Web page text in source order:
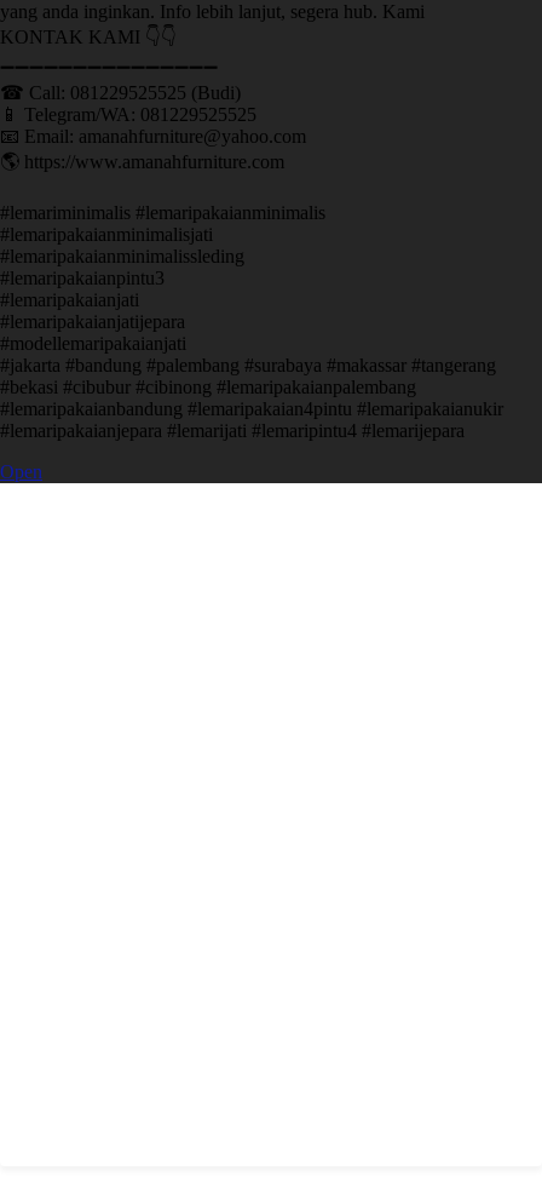
yang anda inginkan. Info lebih lanjut, segera hub. Kami
KONTAK KAMI 👇👇
➖➖➖➖➖➖➖➖➖➖➖➖➖➖➖ ㅤ
☎ Call: 081229525525 (Budi)
📱 Telegram/WA: 081229525525
📧 Email: amanahfurniture@yahoo.com
🌎 https://www.amanahfurniture.com
#lemariminimalis #lemaripakaianminimalis
#lemaripakaianminimalisjati
#lemaripakaianminimalissleding
#lemaripakaianpintu3
#lemaripakaianjati
#lemaripakaianjatijepara
#modellemaripakaianjati
#jakarta #bandung #palembang #surabaya #makassar #tangerang
#bekasi #cibubur #cibinong #lemaripakaianpalembang
#lemaripakaianbandung #lemaripakaian4pintu #lemaripakaianukir
#lemaripakaianjepara #lemarijati #lemaripintu4 #lemarijepara
Open